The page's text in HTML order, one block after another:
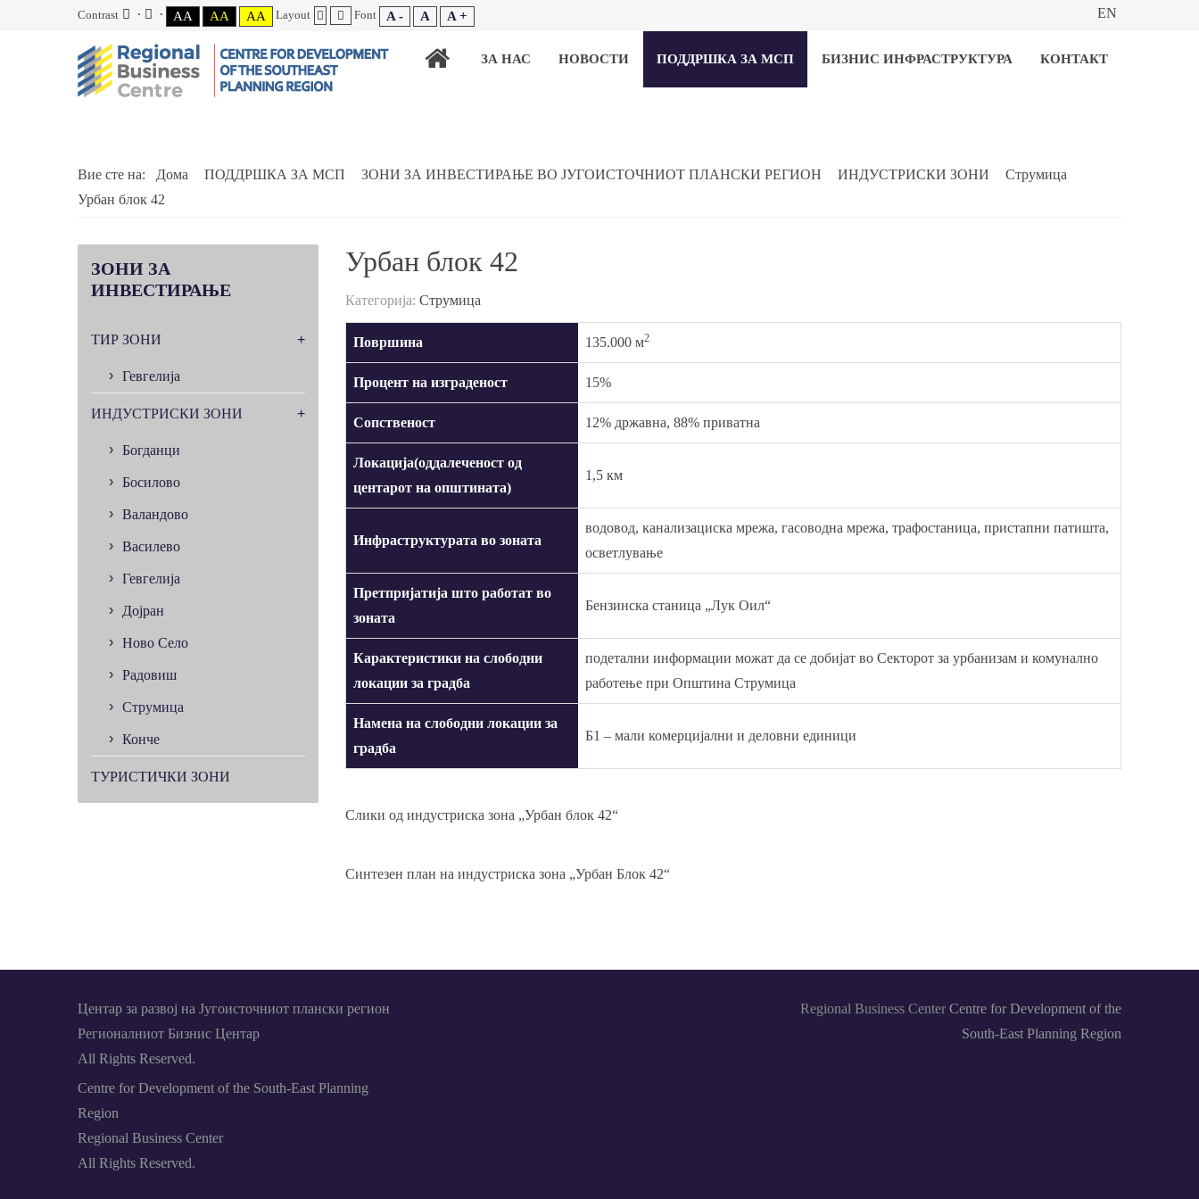
Contrast AA AA AA Layout Font A - A A + EN
ЗА НАС НОВОСТИ ПОДДРШКА ЗА МСП БИЗНИС ИНФРАСТРУКТУРА КОНТАКТ
Вие сте на: Дома ПОДДРШКА ЗА МСП ЗОНИ ЗА ИНВЕСТИРАЊЕ ВО ЈУГОИСТОЧНИОТ ПЛАНСКИ РЕГИОН ИНДУСТРИСКИ ЗОНИ
Струмица
Урбан блок 42
Урбан блок 42
Категорија: Струмица
Површина 135.000 м2
Процент на изграденост 15%
Сопственост 12% државна, 88% приватна
Локација(оддалеченост од
центарот на општината)
1,5 км
Инфраструктурата во зоната
водовод, канализациска мрежа, гасоводна мрежа, трафостаница, пристапни патишта,
осветлување
Претпријатија што работат во
зоната
Бензинска станица „Лук Оил“
Карактеристики на слободни
локации за градба
подетални информации можат да се добијат во Секторот за урбанизам и комунално
работење при Општина Струмица
Намена на слободни локации за
градба
Б1 – мали комерцијални и деловни единици
Слики од индустриска зона „Урбан блок 42“
Синтезен план на индустриска зона „Урбан Блок 42“
ЗОНИ ЗА
ИНВЕСТИРАЊЕ
ТИР ЗОНИ
Гевгелија
ИНДУСТРИСКИ ЗОНИ
Богданци
Босилово
Валандово
Василево
Гевгелија
Дојран
Ново Село
Радовиш
Струмица
Конче
ТУРИСТИЧКИ ЗОНИ
Центар за развој на Југоисточниот плански регион
Регионалниот Бизнис Центар
All Rights Reserved.
Centre for Development of the South-East Planning
Region
Regional Business Center
All Rights Reserved.
Regional Business Center Centre for Development of the
South-East Planning Region